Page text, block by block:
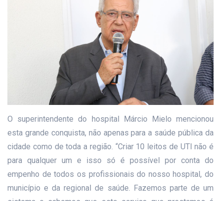
O superintendente do hospital Márcio Mielo mencionou
esta grande conquista, não apenas para a saúde pública da
cidade como de toda a região. “Criar 10 leitos de UTI não é
para qualquer um e isso só é possível por conta do
empenho de todos os profissionais do nosso hospital, do
município e da regional de saúde. Fazemos parte de um